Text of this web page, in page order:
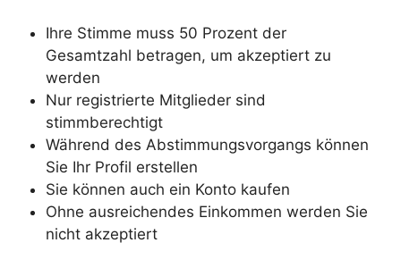
Ihre Stimme muss 50 Prozent der
Gesamtzahl betragen, um akzeptiert zu
werden
Nur registrierte Mitglieder sind
stimmberechtigt
Während des Abstimmungsvorgangs können
Sie Ihr Profil erstellen
Sie können auch ein Konto kaufen
Ohne ausreichendes Einkommen werden Sie
nicht akzeptiert